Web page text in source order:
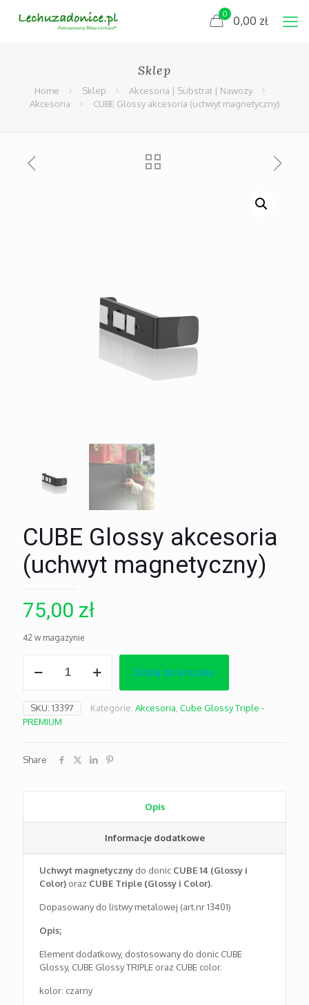
0 0,00 zł
Sklep
Home Sklep
Akcesoria | Substrat | Nawozy
Akcesoria
CUBE Glossy akcesoria (uchwyt magnetyczny)
CUBE Glossy akcesoria
(uchwyt magnetyczny)
75,00 zł
42 w magazynie
CUBE
akcesoria
(uchwyt
magnetyczny)
Dodaj do koszyka
SKU: 13397 Kategorie: Akcesoria Cube Glossy Triple -
PREMIUM
Share
Opis
Informacje dodatkowe
Uchwyt magnetyczny do donic CUBE 14 (Glossy i
Color) oraz CUBE Triple (Glossy i Color).
Dopasowany do listwy metalowej (art.nr 13401)
Opis;
Element dodatkowy, dostosowany do donic CUBE
Glossy, CUBE Glossy TRIPLE oraz CUBE color.
kolor: czarny